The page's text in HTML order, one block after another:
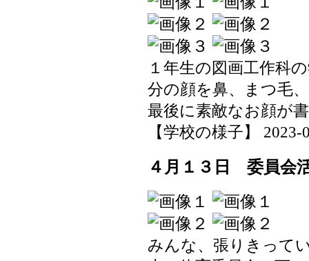
１年生の図画工作科
分の顔を鼻、まつ毛
最後に素敵なお顔が
【学校の様子】 2023-
４月１３日 委員会
みんな、張りきって